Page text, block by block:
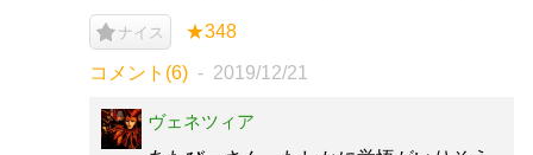
ナイス ★348
コメント(6) 2019/12/21
ヴェネツィア